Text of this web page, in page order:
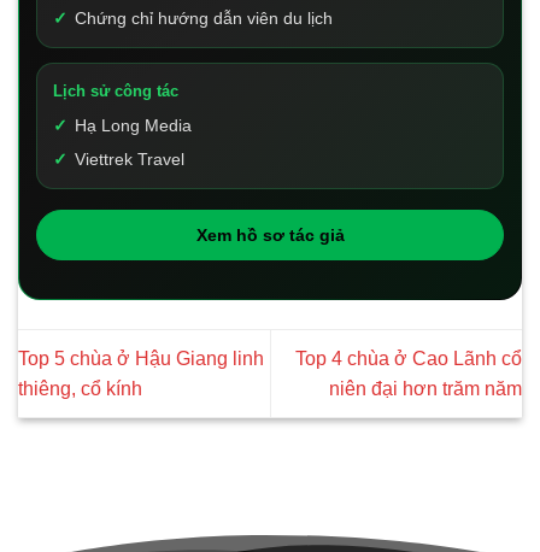
Chứng chỉ hướng dẫn viên du lịch
Lịch sử công tác
Hạ Long Media
Viettrek Travel
Xem hồ sơ tác giả
Top 5 chùa ở Hậu Giang linh
thiêng, cổ kính
Top 4 chùa ở Cao Lãnh cổ
niên đại hơn trăm năm